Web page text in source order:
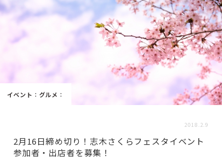
おすすめ
スポット 学び・教育
「場」
HAREL HAREL
活用事例
「モノ」
イベント ： グルメ ：
2018.2.9
2月16日締め切り！志木さくらフェスタイベント
参加者・出店者を募集！